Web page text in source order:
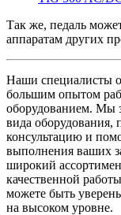
Так же, педаль
аппаратам других
Наши специалисты
большим опытом
оборудованием. Мы
вида оборудования,
консультацию и
выполнения ваших
широкий
качественной
можете быть
на высоком уровне.